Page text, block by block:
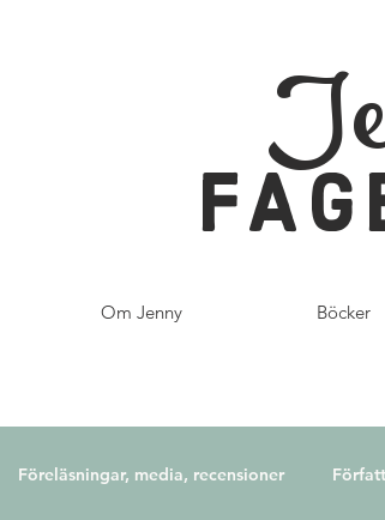
Om Jenny Böcker
Föreläsningar, media, recensioner